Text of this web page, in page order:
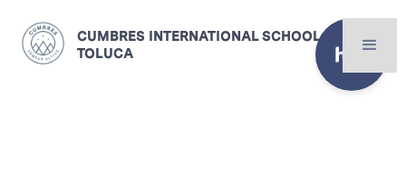
CUMBRES INTERNATIONAL SCHOOL
TOLUCA